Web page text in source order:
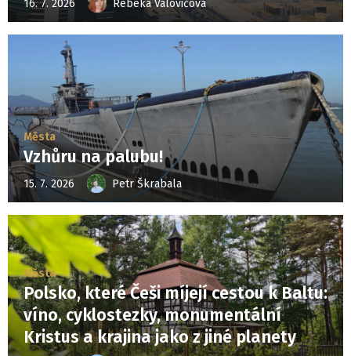
16. 7. 2026 Rebeka Valovičová
Města
Vzhůru na palubu!
15. 7. 2026 Petr Škrabala
Města
Polsko, které Češi míjejí cestou k Baltu:
víno, cyklostezky, monumentální
Kristus a krajina jako z jiné planety